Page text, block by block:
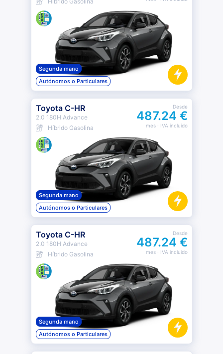
Segunda mano
Autónomos o Particulares
Toyota C-HR
2.0 180H Advance
Híbrido Gasolina
Desde
487.24 €
mes· IVA incluido
Segunda mano
Autónomos o Particulares
Toyota C-HR
2.0 180H Advance
Híbrido Gasolina
Desde
487.24 €
mes· IVA incluido
Segunda mano
Autónomos o Particulares